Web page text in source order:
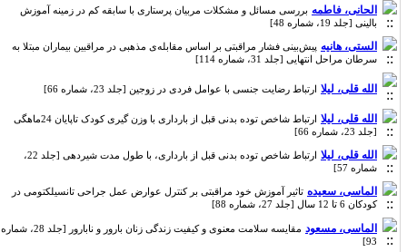
الحانی، فاطمه بررسی مسائل و مشکلات مربیان پرستاری با سابقه کم در زمینه آموزش
بالینی [جلد 19، شماره 48]
الستی، هانیه پیش‌بینی فشار مراقبتی بر اساس مقابله‌ی مذهبی در مراقبین بیماران مبتلا به
سرطان مراحل انتهایی [جلد 31، شماره 114]
الله قلی، لیلا ارتباط رضایت جنسی با عوامل فردی در زوجین [جلد 23، شماره 66]
الله قلی، لیلا
ارتباط شاخص توده بدنی قبل از بارداری با وزن گیری کودک تاپایان 24ماهگی
[جلد 23، شماره 66]
الله قلی، لیلا
ارتباط شاخص توده بدنی قبل از بارداری، با طول مدت شیردهی [جلد 22،
شماره 57]
الماسی، سعیده تاثیر آموزش خود مراقبتی بر کنترل عوارض عمل جراحی تانسیلکتومی در
کودکان 6 تا 12 سال [جلد 27، شماره 88]
الماسی، مسعود
مقایسه سلامت معنوی و کیفیت زندگی زنان بارور و نابارور [جلد 28، شماره
93]